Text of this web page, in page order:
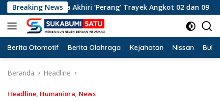
Langsung
ke
konten
Breaking News
Akhiri ‘Perang’ Trayek Angkot 02 dan 09
Berita Otomotif Berita Olahraga Kejahatan Nissan
Beranda Headline
Headline, Humaniora, News